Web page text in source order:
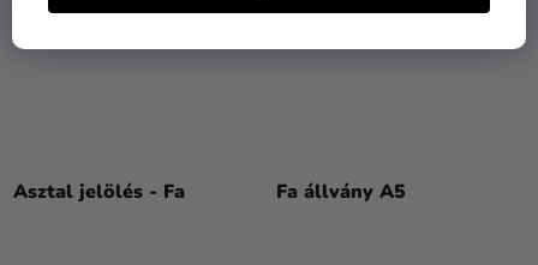
Asztal jelölés - Fa Fa állvány A5